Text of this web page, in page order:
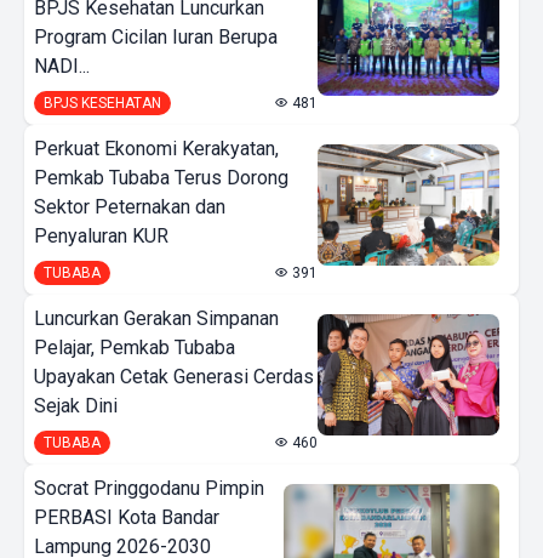
BPJS Kesehatan Luncurkan
Program Cicilan Iuran Berupa
NADI...
BPJS KESEHATAN 481
Perkuat Ekonomi Kerakyatan,
Pemkab Tubaba Terus Dorong
Sektor Peternakan dan
Penyaluran KUR
TUBABA 391
Luncurkan Gerakan Simpanan
Pelajar, Pemkab Tubaba
Upayakan Cetak Generasi Cerdas
Sejak Dini
TUBABA 460
Socrat Pringgodanu Pimpin
PERBASI Kota Bandar
Lampung 2026-2030